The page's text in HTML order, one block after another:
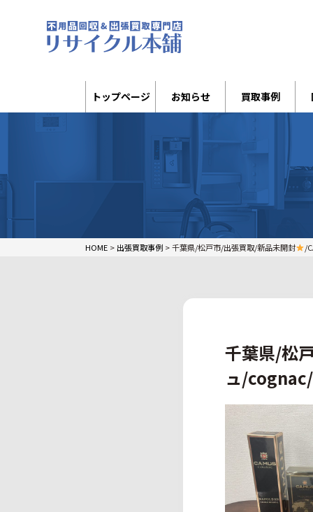
トップページ お知らせ 買取事例
HOME > 出張買取事例 >千葉県/松戸市/出張買取/新品未開封 /
千葉県/松
ュ/